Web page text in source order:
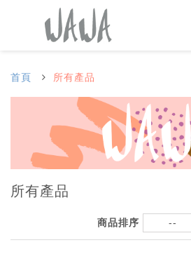
首頁 所有產品
所有產品
商品排序 --